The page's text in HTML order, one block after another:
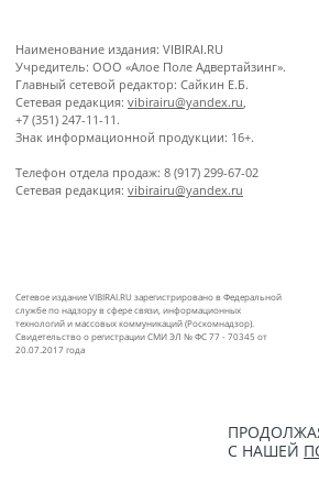
Наименование издания: VIBIRAI.RU
Учредитель: ООО «Алое Поле Адвертайзинг».
Главный сетевой редактор: Сайкин Е.Б.
Сетевая редакция: vibirairu@yandex.ru
+7 (351) 247-11-11.
Знак информационной продукции: 16+.
Телефон отдела продаж: 8 (917) 299-67-02
Сетевая редакция: vibirairu@yandex.ru
Сетевое издание VIBIRAI.RU зарегистрировано в Федеральной
службе по надзору в сфере связи, информационных
технологий и массовых коммуникаций (Роскомнадзор).
Свидетельство о регистрации СМИ ЭЛ № ФС 77 - 70345 от
20.07.2017 года
С НАШЕЙ